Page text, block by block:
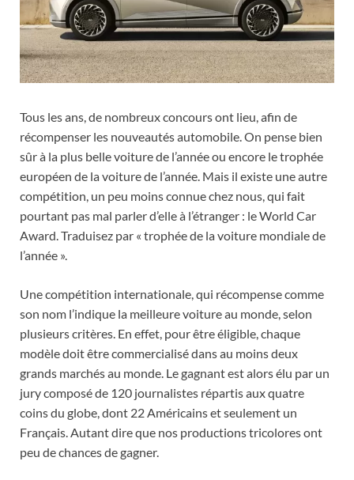
Tous les ans, de nombreux concours ont lieu, afin de
récompenser les nouveautés automobile. On pense bien
sûr à la plus belle voiture de l’année ou encore le trophée
européen de la voiture de l’année. Mais il existe une autre
compétition, un peu moins connue chez nous, qui fait
pourtant pas mal parler d’elle à l’étranger : leWorld Car
Award . Traduisez par « trophée de la voiture mondiale de
l’année ».
Une compétition internationale, qui récompense comme
son nom l’indique la meilleure voiture au monde, selon
plusieurs critères. En effet, pour être éligible, chaque
modèle doit être commercialisé dans au moins deux
grands marchés au monde. Le gagnant est alors élu par un
jury composé de 120 journalistes répartis aux quatre
coins du globe, dont 22 Américains et seulement un
Français. Autant dire que nos productions tricolores ont
peu de chances de gagner.